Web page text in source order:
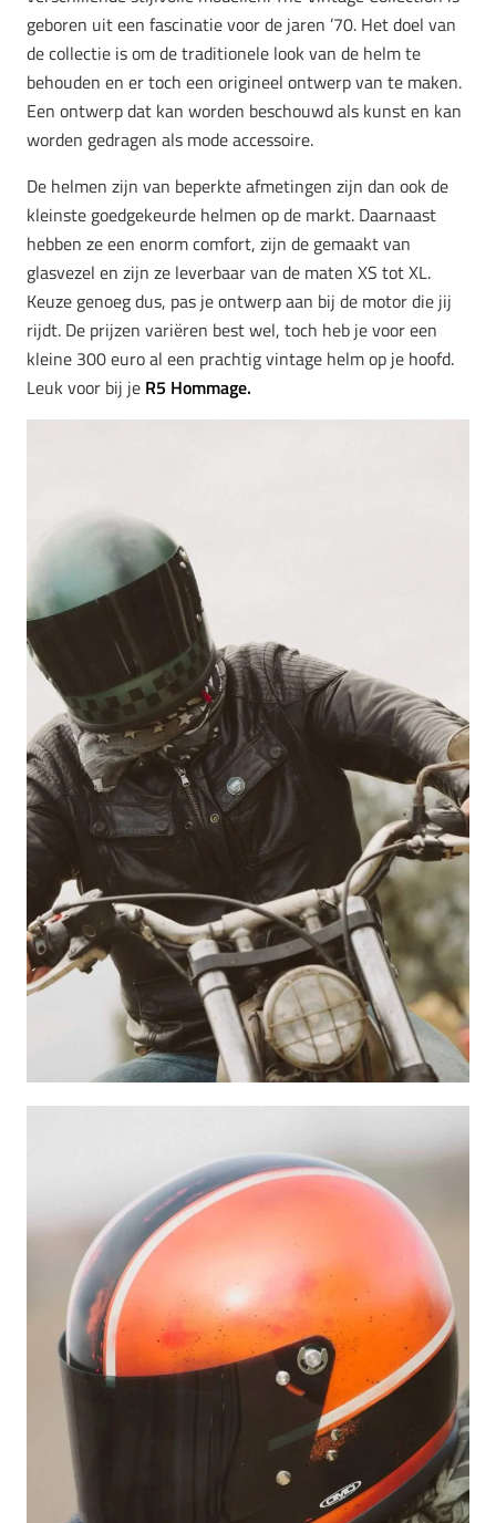
geboren uit een fascinatie voor de jaren ’70. Het doel van
de collectie is om de traditionele look van de helm te
behouden en er toch een origineel ontwerp van te maken.
Een ontwerp dat kan worden beschouwd als kunst en kan
worden gedragen als mode accessoire.
De helmen zijn van beperkte afmetingen zijn dan ook de
kleinste goedgekeurde helmen op de markt. Daarnaast
hebben ze een enorm comfort, zijn de gemaakt van
glasvezel en zijn ze leverbaar van de maten XS tot XL.
Keuze genoeg dus, pas je ontwerp aan bij de motor die jij
rijdt. De prijzen variëren best wel, toch heb je voor een
kleine 300 euro al een prachtig vintage helm op je hoofd.
Leuk voor bij je R5 Hommage.